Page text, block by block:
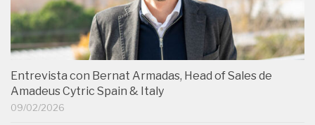
Entrevista con Bernat Armadas, Head of Sales de
Amadeus Cytric Spain & Italy
09/02/2026